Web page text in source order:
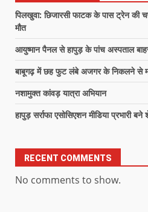
पिलखुवा: छिजारसी फाटक के पास ट्रेन की
मौत
आयुष्मान पैनल से हापुड़ के पांच अस्पताल
बाबूगढ़ में छह फुट लंबे अजगर के निकलने से
नशामुक्त कांवड़ यात्रा अभियान
हापुड़ सर्राफा एसोसिएशन मीडिया प्रभारी
RECENT COMMENTS
No comments to show.